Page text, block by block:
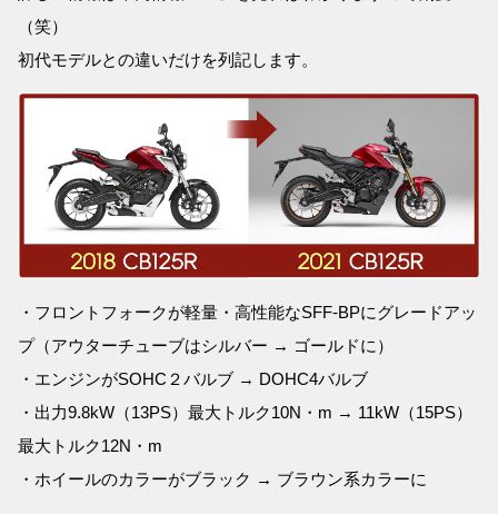
（笑）
初代モデルとの違いだけを列記します。
・フロントフォークが軽量・高性能なSFF-BPにグレードアッ
プ（アウターチューブはシルバー → ゴールドに）
・エンジンがSOHC２バルブ → DOHC4バルブ
・出力9.8kW（13PS）最大トルク10N・m → 11kW（15PS）
最大トルク12N・m
・ホイールのカラーがブラック → ブラウン系カラーに